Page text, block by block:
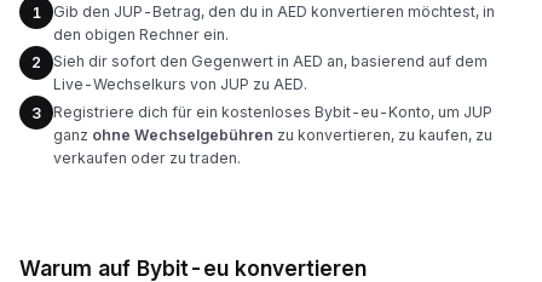
1
Gib den JUP-Betrag, den du in AED konvertieren möchtest, in
den obigen Rechner ein.
2
Sieh dir sofort den Gegenwert in AED an, basierend auf dem
Live-Wechselkurs von JUP zu AED.
3
Registriere dich für ein kostenloses Bybit-eu-Konto, um JUP
ganz ohne Wechselgebühren zu konvertieren, zu kaufen, zu
verkaufen oder zu traden.
Warum auf Bybit-eu konvertieren